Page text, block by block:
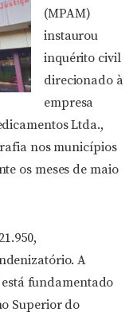
(MPAM)
instaurou
inquérito civil
direcionado à
empresa
Ltda.,
nos municípios
os meses de maio
A
fundamentado
Superior do